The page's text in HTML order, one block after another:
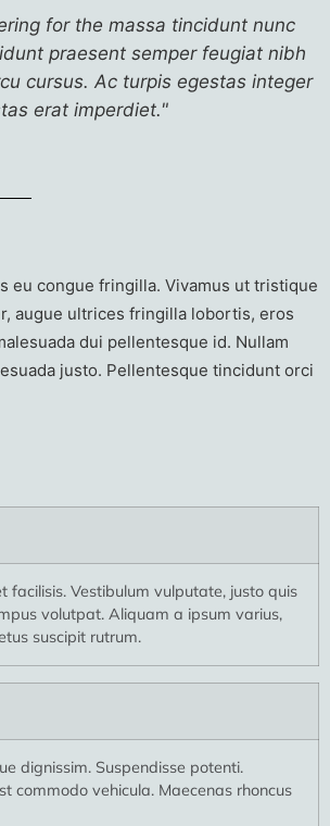
for the massa tincidunt nunc
praesent semper feugiat nibh
cursus. Ac turpis egestas integer
erat imperdiet."
eu congue fringilla. Vivamus ut tristique
augue ultrices fringilla lobortis, eros
dui pellentesque id. Nullam
justo. Pellentesque tincidunt orci
facilisis. Vestibulum vulputate, justo quis
volutpat. Aliquam a ipsum varius,
suscipit rutrum.
dignissim. Suspendisse potenti.
commodo vehicula. Maecenas rhoncus